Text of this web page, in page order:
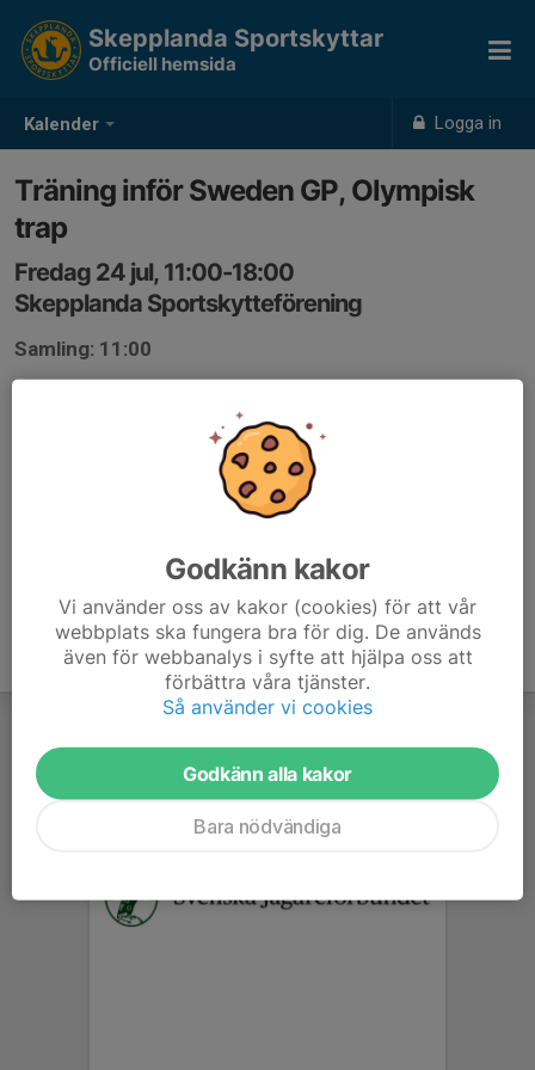
Kalender Logga in
Skepplanda Sportskyttar
Officiell hemsida
Träning inför Sweden GP, Olympisk
trap
Fredag 24 jul, 11:00-18:00
Skepplanda Sportskytteförening
Samling: 11:00
Godkänn kakor
Vi använder oss av kakor (cookies) för att vår
webbplats ska fungera bra för dig. De används
även för webbanalys i syfte att hjälpa oss att
förbättra våra tjänster.
Så använder vi cookies
Godkänn alla kakor
Bara nödvändiga